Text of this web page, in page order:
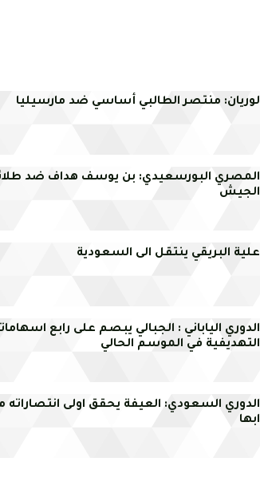
لوريان: منتصر الطالبي أساسي ضد مارسيليا
المصري البورسعيدي: بن يوسف هداف ضد
الجيش
علية البريقي ينتقل الى السعودية
الدوري الياباني : الجبالي يبصم على رابع
التهديفية في الموسم الحالي
الدوري السعودي: العيفة يحقق اولى انتصاراته
ابها